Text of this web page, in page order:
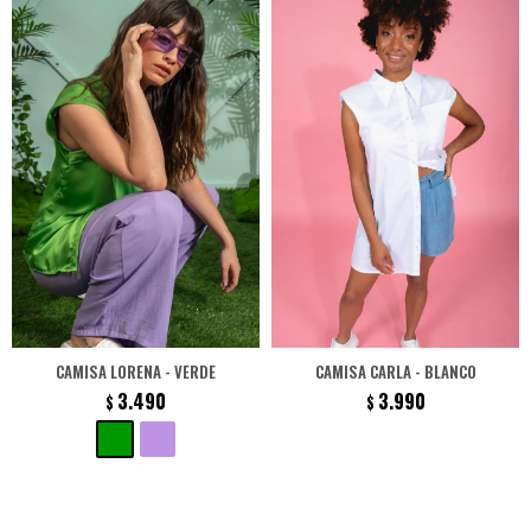
CAMISA LORENA - VERDE
$ 3.490
CAMISA CARLA - BLANCO
$ 3.990